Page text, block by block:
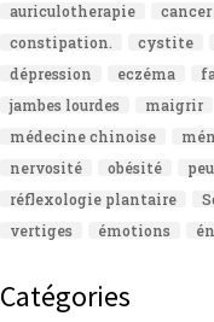
auriculotherapie
cancer
constipation.
cystite
dépression
eczéma
jambes lourdes
maigrir
médecine chinoise
nervosité
obésité
réflexologie plantaire
vertiges
émotions
Catégories